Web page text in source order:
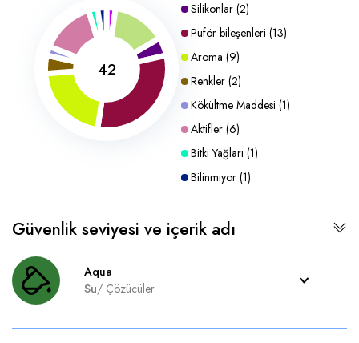
42
Silikonlar (2)
Puför bileşenleri (13)
Aroma (9)
Renkler (2)
Kökültme Maddesi (1)
Aktifler (6)
Bitki Yağları (1)
Bilinmiyor (1)
Güvenlik seviyesi ve içerik adı
Aqua
Su/ Çözücüler